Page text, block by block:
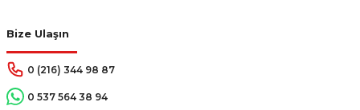
Bize Ulaşın
0 (216) 344 98 87
0 537 564 38 94